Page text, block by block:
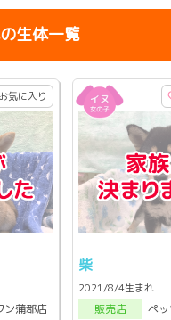
生体一覧
お気に入り
ン蒲郡店
柴
2021/8/4生まれ
販売店
ペ